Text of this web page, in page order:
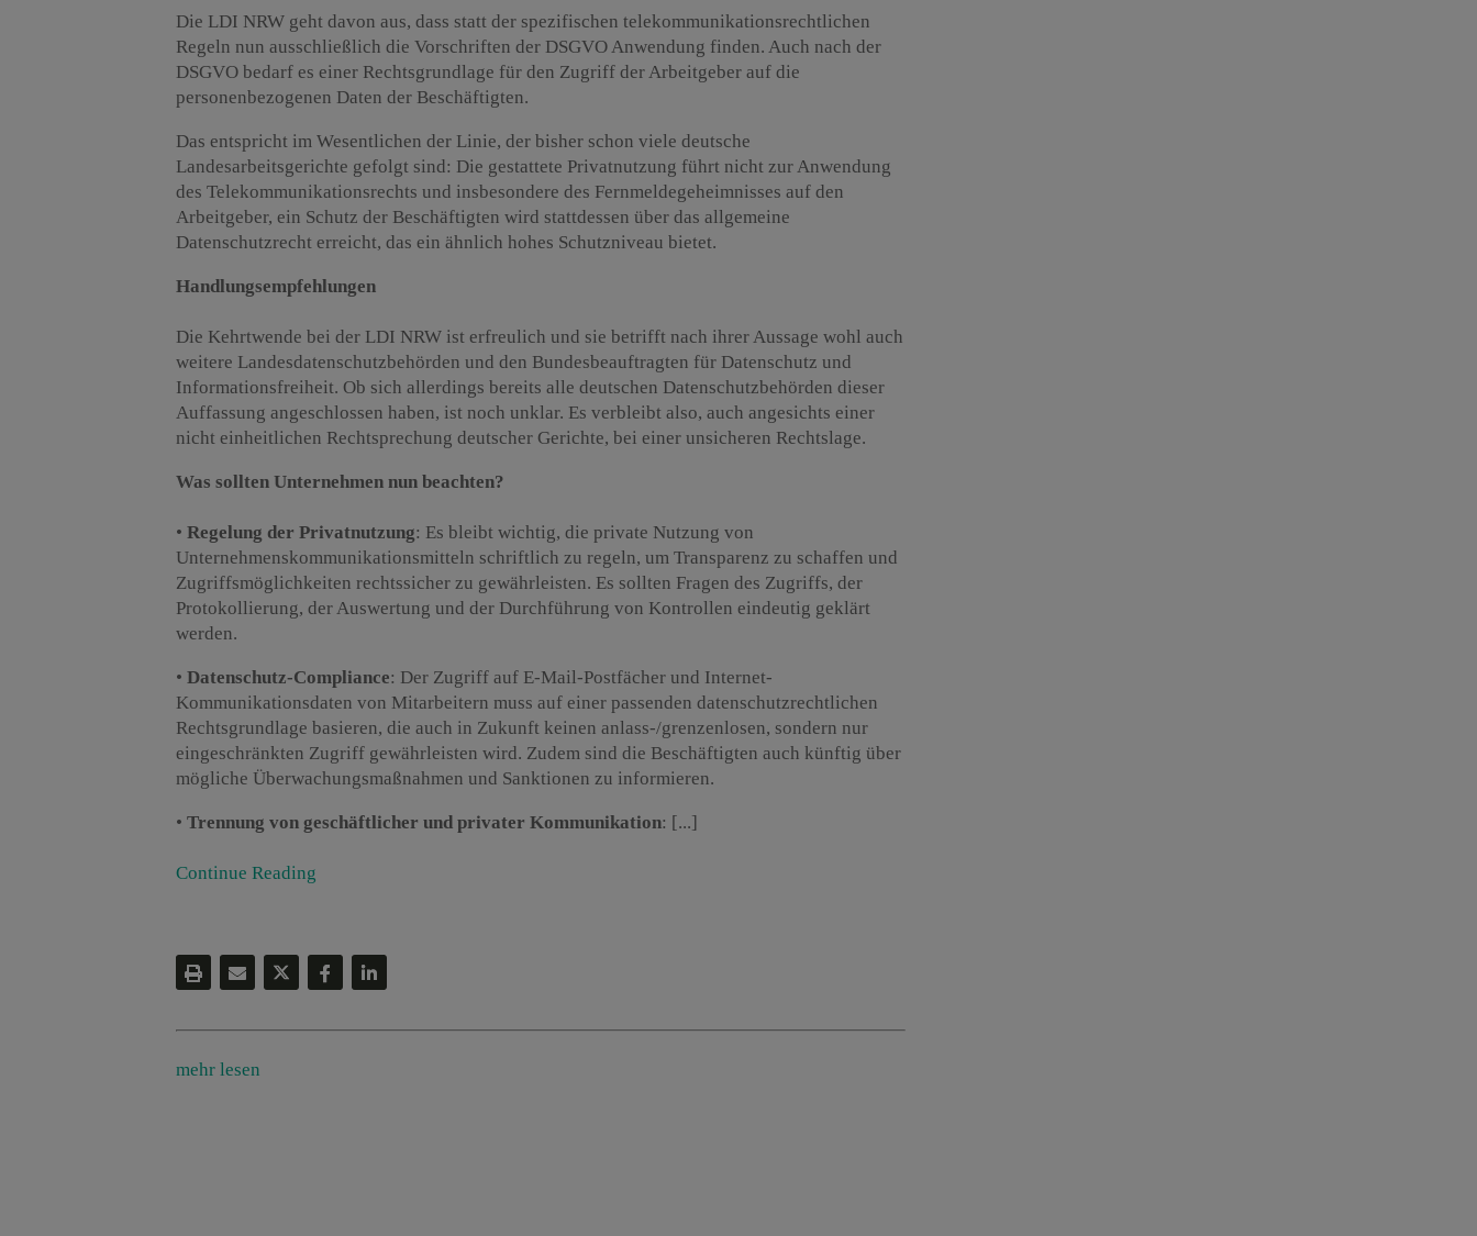
Die LDI NRW geht davon aus, dass statt der spezifischen telekommunikationsrechtlichen
Regeln nun ausschließlich die Vorschriften der DSGVO Anwendung finden. Auch nach der
DSGVO bedarf es einer Rechtsgrundlage für den Zugriff der Arbeitgeber auf die
personenbezogenen Daten der Beschäftigten.
Das entspricht im Wesentlichen der Linie, der bisher schon viele deutsche
Landesarbeitsgerichte gefolgt sind: Die gestattete Privatnutzung führt nicht zur Anwendung
des Telekommunikationsrechts und insbesondere des Fernmeldegeheimnisses auf den
Arbeitgeber, ein Schutz der Beschäftigten wird stattdessen über das allgemeine
Datenschutzrecht erreicht, das ein ähnlich hohes Schutzniveau bietet.
Handlungsempfehlungen
Die Kehrtwende bei der LDI NRW ist erfreulich und sie betrifft nach ihrer Aussage wohl auch
weitere Landesdatenschutzbehörden und den Bundesbeauftragten für Datenschutz und
Informationsfreiheit. Ob sich allerdings bereits alle deutschen Datenschutzbehörden dieser
Auffassung angeschlossen haben, ist noch unklar. Es verbleibt also, auch angesichts einer
nicht einheitlichen Rechtsprechung deutscher Gerichte, bei einer unsicheren Rechtslage.
Was sollten Unternehmen nun beachten?
• Regelung der Privatnutzung: Es bleibt wichtig, die private Nutzung von
Unternehmenskommunikationsmitteln schriftlich zu regeln, um Transparenz zu schaffen und
Zugriffsmöglichkeiten rechtssicher zu gewährleisten. Es sollten Fragen des Zugriffs, der
Protokollierung, der Auswertung und der Durchführung von Kontrollen eindeutig geklärt
werden.
• Datenschutz-Compliance: Der Zugriff auf E-Mail-Postfächer und Internet-
Kommunikationsdaten von Mitarbeitern muss auf einer passenden datenschutzrechtlichen
Rechtsgrundlage basieren, die auch in Zukunft keinen anlass-/grenzenlosen, sondern nur
eingeschränkten Zugriff gewährleisten wird. Zudem sind die Beschäftigten auch künftig über
mögliche Überwachungsmaßnahmen und Sanktionen zu informieren.
• Trennung von geschäftlicher und privater Kommunikation: [...]
Continue Reading
mehr lesen